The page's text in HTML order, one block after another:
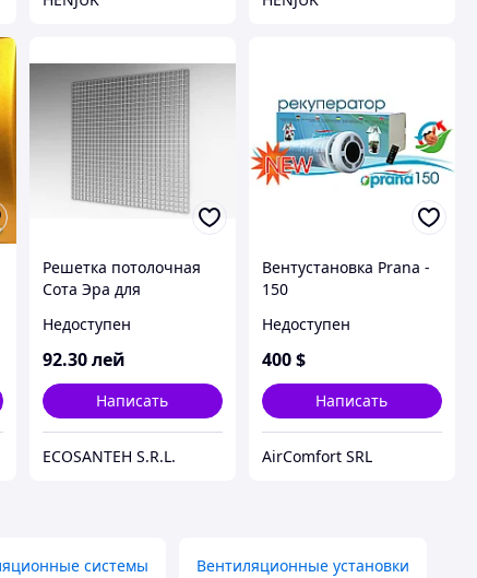
Решетка потолочная
Сота Эра для
вентиляции
Недоступен
92.30 лей
Написать
ECOSANTEH S.R.L.
Вентустановка Prana -
150
Недоступен
400$
Написать
AirComfort SRL
системы Вентиляционные установки